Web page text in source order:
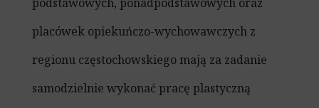
placówek opiekuńczo-wychowawczych z
regionu częstochowskiego mają za zadanie
samodzielnie wykonać pracę plastyczną